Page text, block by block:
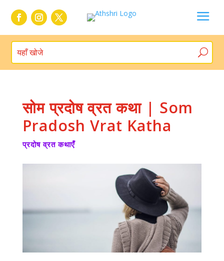
a
सोम प्रदोष व्रत कथा | Som
Pradosh Vrat Katha
प्रदोष व्रत कथाएँ